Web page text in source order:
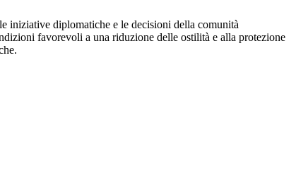
iniziative diplomatiche e le decisioni della comunità
favorevoli a una riduzione delle ostilità e alla protezione